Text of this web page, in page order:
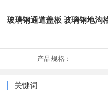
玻璃钢通道盖板 玻璃钢地沟
产品规格：
关键词